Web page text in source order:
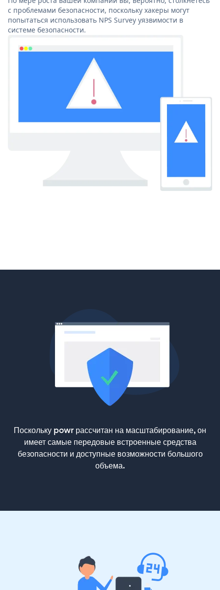
с проблемами безопасности, поскольку хакеры могут
попытаться использовать NPS Survey уязвимости в
системе безопасности.
Поскольку powr рассчитан на масштабирование, он
имеет самые передовые встроенные средства
безопасности и доступные возможности большого
объема.